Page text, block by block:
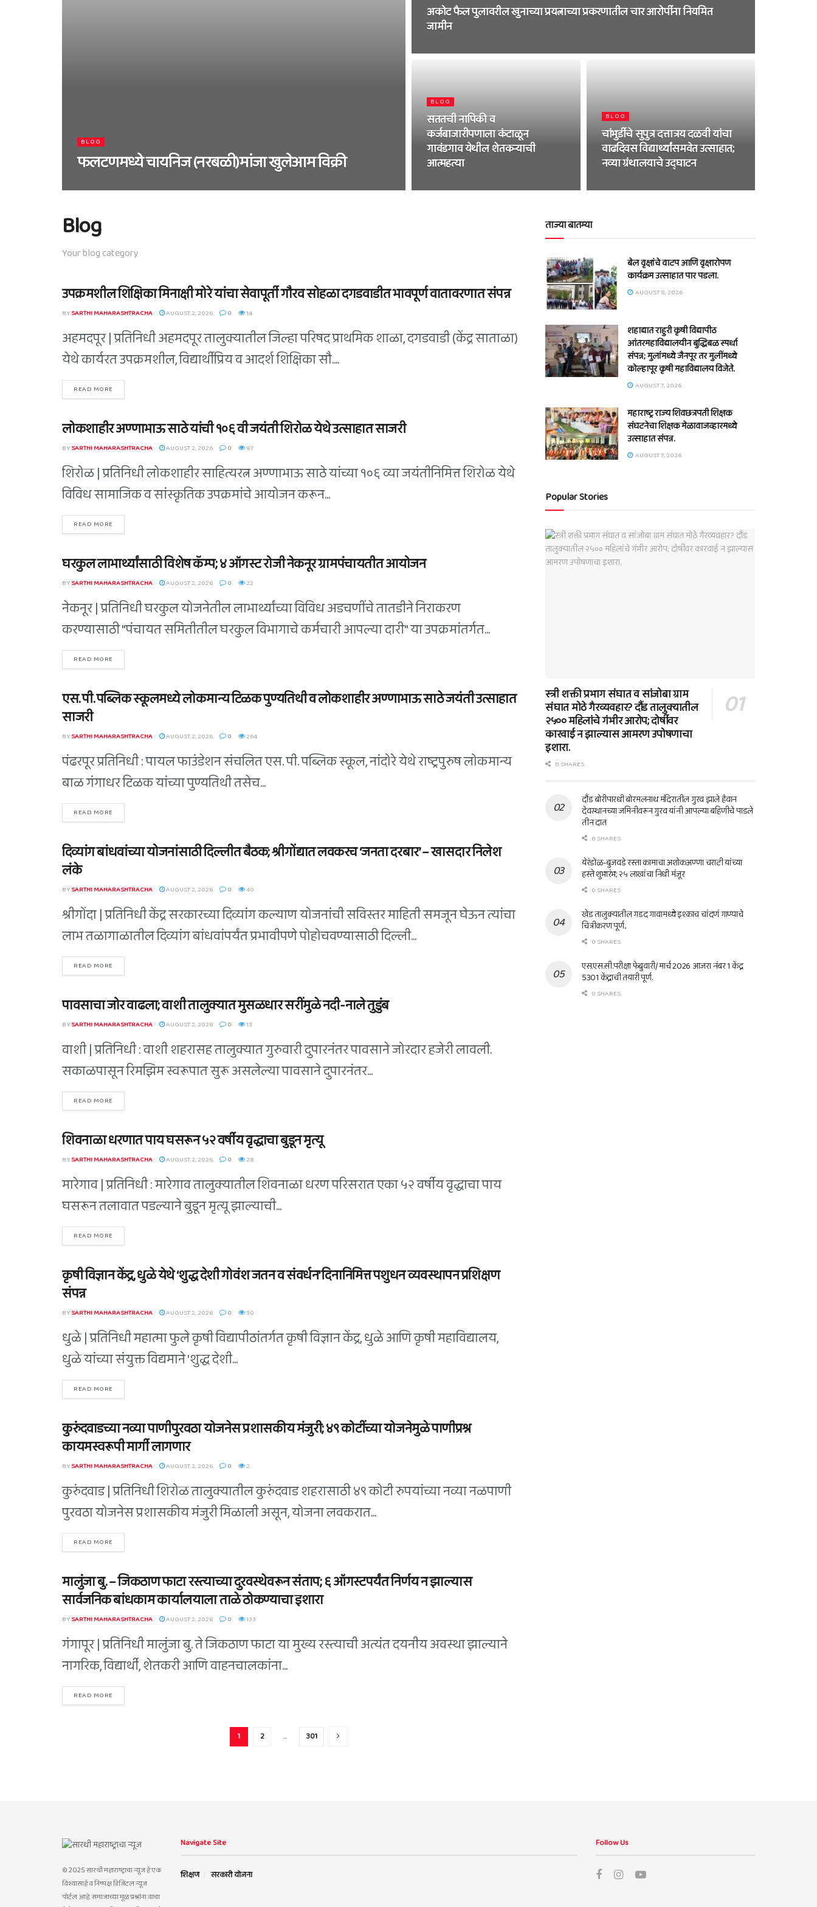
BLOG
फलटणमध्ये चायनिज (नरबळी)मांजा खुलेआम विक्री
अकोट फैल पुलावरील खुनाच्या प्रयत्नाच्या प्रकरणातील चार आरोपींना नियमित
जामीन
BLOG
सततची नापिकी व
कर्जबाजारीपणाला कंटाळून
गावंडगाव येथील शेतकऱ्याची
आत्महत्या
BLOG
चांभुर्डीचे सुपुत्र दत्तात्रय दळवी यांचा
वाढदिवस विद्यार्थ्यांसमवेत उत्साहात;
नव्या ग्रंथालयाचे उद्घाटन
Blog
Your blog category
BLOG
उपक्रमशील शिक्षिका मिनाक्षी मोरे यांचा सेवापूर्ती गौरव सोहळा दगडवाडीत भावपूर्ण वातावरणात संपन्न
BYSARTHI MAHARASHTRACHA AUGUST 2, 2026 0 14
अहमदपूर | प्रतिनिधी अहमदपूर तालुक्यातील जिल्हा परिषद प्राथमिक शाळा, दगडवाडी (केंद्र साताळा)
येथे कार्यरत उपक्रमशील, विद्यार्थीप्रिय व आदर्श शिक्षिका सौ....
READ MORE
BLOG
लोकशाहीर अण्णाभाऊ साठे यांची १०६ वी जयंती शिरोळ येथे उत्साहात साजरी
BYSARTHI MAHARASHTRACHA AUGUST 2, 2026 0 97
शिरोळ | प्रतिनिधी लोकशाहीर साहित्यरत्न अण्णाभाऊ साठे यांच्या १०६ व्या जयंतीनिमित्त शिरोळ येथे
विविध सामाजिक व सांस्कृतिक उपक्रमांचे आयोजन करून...
READ MORE
BLOG
घरकुल लाभार्थ्यांसाठी विशेष कॅम्प; ४ ऑगस्ट रोजी नेकनूर ग्रामपंचायतीत आयोजन
BYSARTHI MAHARASHTRACHA AUGUST 2, 2026 0 22
नेकनूर | प्रतिनिधी घरकुल योजनेतील लाभार्थ्यांच्या विविध अडचणींचे तातडीने निराकरण
करण्यासाठी "पंचायत समितीतील घरकुल विभागाचे कर्मचारी आपल्या दारी" या उपक्रमांतर्गत...
READ MORE
BLOG
एस. पी. पब्लिक स्कूलमध्ये लोकमान्य टिळक पुण्यतिथी व लोकशाहीर अण्णाभाऊ साठे जयंती उत्साहात
साजरी
BYSARTHI MAHARASHTRACHA AUGUST 2, 2026 0 264
पंढरपूर प्रतिनिधी : पायल फाउंडेशन संचलित एस. पी. पब्लिक स्कूल, नांदोरे येथे राष्ट्रपुरुष लोकमान्य
बाळ गंगाधर टिळक यांच्या पुण्यतिथी तसेच...
READ MORE
BLOG
दिव्यांग बांधवांच्या योजनांसाठी दिल्लीत बैठक; श्रीगोंद्यात लवकरच ‘जनता दरबार’ – खासदार निलेश
लंके
BYSARTHI MAHARASHTRACHA AUGUST 2, 2026 0 40
श्रीगोंदा | प्रतिनिधी केंद्र सरकारच्या दिव्यांग कल्याण योजनांची सविस्तर माहिती समजून घेऊन त्यांचा
लाभ तळागाळातील दिव्यांग बांधवांपर्यंत प्रभावीपणे पोहोचवण्यासाठी दिल्ली...
READ MORE
BLOG
पावसाचा जोर वाढला; वाशी तालुक्यात मुसळधार सरींमुळे नदी-नाले तुडुंब
BYSARTHI MAHARASHTRACHA AUGUST 2, 2026 0 13
वाशी | प्रतिनिधी : वाशी शहरासह तालुक्यात गुरुवारी दुपारनंतर पावसाने जोरदार हजेरी लावली.
सकाळपासून रिमझिम स्वरूपात सुरू असलेल्या पावसाने दुपारनंतर...
READ MORE
BLOG
शिवनाळा धरणात पाय घसरून ५२ वर्षीय वृद्धाचा बुडून मृत्यू
BYSARTHI MAHARASHTRACHA AUGUST 2, 2026 0 28
मारेगाव | प्रतिनिधी : मारेगाव तालुक्यातील शिवनाळा धरण परिसरात एका ५२ वर्षीय वृद्धाचा पाय
घसरून तलावात पडल्याने बुडून मृत्यू झाल्याची...
READ MORE
BLOG
कृषी विज्ञान केंद्र, धुळे येथे ‘शुद्ध देशी गोवंश जतन व संवर्धन’ दिनानिमित्त पशुधन व्यवस्थापन प्रशिक्षण
संपन्न
BYSARTHI MAHARASHTRACHA AUGUST 2, 2026 0 30
धुळे | प्रतिनिधी महात्मा फुले कृषी विद्यापीठांतर्गत कृषी विज्ञान केंद्र, धुळे आणि कृषी महाविद्यालय,
धुळे यांच्या संयुक्त विद्यमाने 'शुद्ध देशी...
READ MORE
BLOG
कुरुंदवाडच्या नव्या पाणीपुरवठा योजनेस प्रशासकीय मंजुरी; ४९ कोटींच्या योजनेमुळे पाणीप्रश्न
कायमस्वरूपी मार्गी लागणार
BYSARTHI MAHARASHTRACHA AUGUST 2, 2026 0 2
कुरुंदवाड | प्रतिनिधी शिरोळ तालुक्यातील कुरुंदवाड शहरासाठी ४९ कोटी रुपयांच्या नव्या नळपाणी
पुरवठा योजनेस प्रशासकीय मंजुरी मिळाली असून, योजना लवकरात...
READ MORE
BLOG
मालुंजा बु. – जिकठाण फाटा रस्त्याच्या दुरवस्थेवरून संताप; ६ ऑगस्टपर्यंत निर्णय न झाल्यास
सार्वजनिक बांधकाम कार्यालयाला ताळे ठोकण्याचा इशारा
BYSARTHI MAHARASHTRACHA AUGUST 2, 2026 0 133
गंगापूर | प्रतिनिधी मालुंजा बु. ते जिकठाण फाटा या मुख्य रस्त्याची अत्यंत दयनीय अवस्था झाल्याने
नागरिक, विद्यार्थी, शेतकरी आणि वाहनचालकांना...
READ MORE
1 2 … 301
ताज्या बातम्या
बेल वृक्षांचे वाटप आणि वृक्षारोपण
कार्यक्रम उत्साहात पार पडला.
AUGUST 8, 2026
शहाद्यात राहुरी कृषी विद्यापीठ
आंतरमहाविद्यालयीन बुद्धिबळ स्पर्धा
संपन्न; मुलांमध्ये जैनपूर तर मुलींमध्ये
कोल्हापूर कृषी महाविद्यालय विजेते.
AUGUST 7, 2026
महाराष्ट्र राज्य शिवछत्रपती शिक्षक
संघटनेचा शिक्षक मेळावाजव्हारमध्ये
उत्साहात संपन्न.
AUGUST 7, 2026
Popular Stories
स्त्री शक्ती प्रभाग संघात व सांजोबा ग्राम
संघात मोठे गैरव्यवहार? दौंड तालुक्यातील
२५०० महिलांचे गंभीर आरोप; दोषींवर
कारवाई न झाल्यास आमरण उपोषणाचा
इशारा.
0 SHARES
दौंड बोरीपारधी बोरमलनाथ मंदिरातील गुरव झाले हैवान
देवस्थानच्या जमिनीवरून गुरव यांनी आपल्या बहिणीचे पाडले
तीन दात
0 SHARES
येरंडोळ-बुजवडे रस्ता कामाचा अशोकअण्णा चराटी यांच्या
हस्ते शुभारंभ; २५ लाखांचा निधी मंजूर
0 SHARES
खेड तालुक्यातील गडद गावामध्ये इश्काच चांदणं गाण्याचे
चित्रीकरण पूर्ण..
0 SHARES
एस.एस.सी.परीक्षा फेब्रुवारी/ मार्च 2026 आजरा नंबर 1 केंद्र
5301 केंद्राची तयारी पूर्ण.
0 SHARES
© 2025 सारथी महाराष्ट्राचा न्यूज हे एक
विश्वासार्ह व निष्पक्ष डिजिटल न्यूज
पोर्टल आहे. समाजाच्या मूळ प्रश्नांना वाचा
Navigate Site
शिक्षण सरकारी योजना
Follow Us